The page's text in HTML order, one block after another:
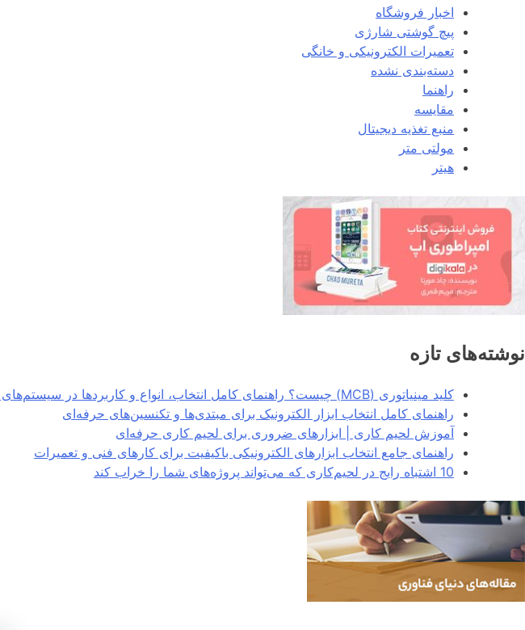
اخبار فروشگاه
پیچ گوشتی شارژی
تعمیرات الکترونیکی و خانگی
دسته‌بندی نشده
راهنما
مقایسه
منبع تغذیه دیجیتال
مولتی متر
هیتر
نوشته‌های تازه
کلید مینیاتوری (MCB) چیست؟ راهنمای کامل انتخاب، انواع و کاربردها در سیستم‌های برق
راهنمای کامل انتخاب ابزار الکترونیک برای مبتدی‌ها و تکنسین‌های حرفه‌ای
آموزش لحیم کاری | ابزارهای ضروری برای لحیم کاری حرفه‌ای
راهنمای جامع انتخاب ابزارهای الکترونیکی باکیفیت برای کارهای فنی و تعمیرات
10 اشتباه رایج در لحیم‌کاری که می‌تواند پروژه‌های شما را خراب کند